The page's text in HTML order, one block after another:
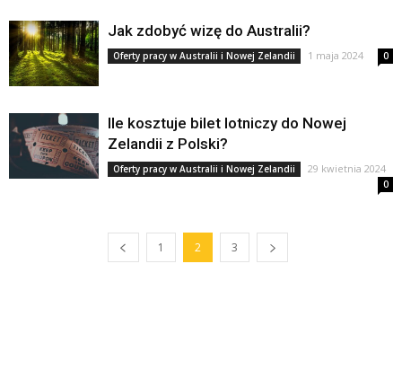
Jak zdobyć wizę do Australii?
Oferty pracy w Australii i Nowej Zelandii 1 maja 2024 0
Ile kosztuje bilet lotniczy do Nowej
Zelandii z Polski?
Oferty pracy w Australii i Nowej Zelandii 29 kwietnia 2024
0
1 2 3